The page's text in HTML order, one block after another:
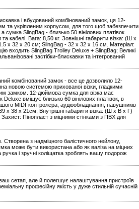
і вбудований комбінований замок, ця 12-
та укріпленим корпусом, для того щоб забезпечити
сумка SlingBag - близько 50 вінілових платівок.
кабелі. Вага: 8,50 кг. Зовнішні габарити візка: (Ш х
x 32 x 20 см; SlingBag - 32 x 32 x 16 см. Матеріал:
входить SlingBag Trolley Deluxe + SlingBag; Великі
застібки-блискавки та інтегрований
комбінований замок - все це дозволило 12-
новою системою прихованої візки, гладкими
замком. 12-дюймова сумка для візка має
Deluxe вміщує близько 60 вінілових платівок, в
MIDI-контролера, аудіообладнання, навушників
x 38 x 21см; Внутрішні габарити візка: (Ш х В х Г)
Пінопласт з міцними стінками з ПВХ для
з надміцного балістичного нейлону,
може бути використана або як валіза на міцних
і зручні коліщатка зроблять вашу подорож
сетап, але й полегшує налаштування пристроїв
професійну якість у дуже стильній сучасній